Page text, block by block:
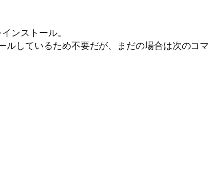
ンストール。
しているため不要だが、まだの場合は次のコマ